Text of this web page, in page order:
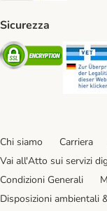
Sicurezza
Security
Chi siamo Carriera
Vai all'Atto sui servizi
Condizioni Generali
Disposizioni ambientali